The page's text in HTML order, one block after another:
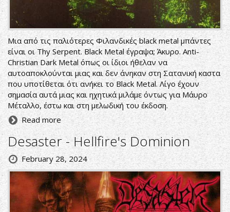
Μια από τις παλιότερες Φιλανδικές black metal μπάντες
είναι οι Thy Serpent. Black Metal έγραψα; Άκυρο. Anti-
Christian Dark Metal όπως οι ίδιοι ήθελαν να
αυτοαποκλούνται μιας και δεν άνηκαν στη Σατανική καστα
που υποτίθεται ότι ανήκει το Black Metal. Λίγο έχουν
σημασία αυτά μιας και ηχητικά μιλάμε όντως για Μάυρο
Μέταλλο, έστω και στη μελωδική του έκδοση.
Read more
Desaster - Hellfire's Dominion
February 28, 2024